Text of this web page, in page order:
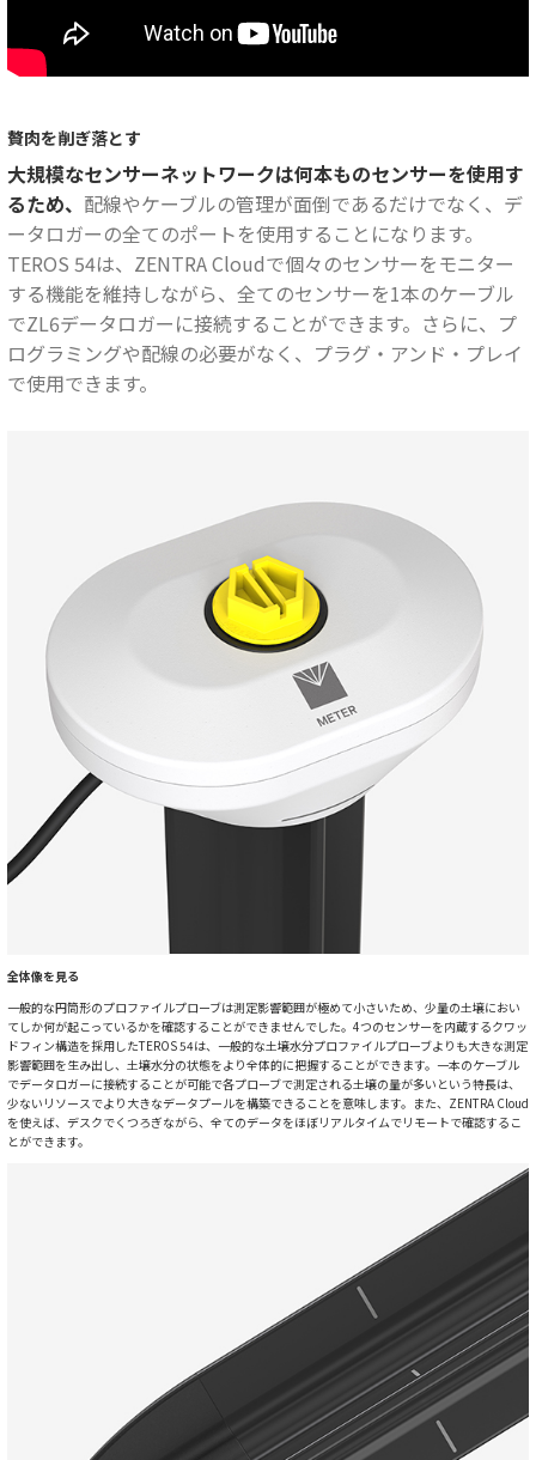
贅肉を削ぎ落とす
大規模なセンサーネットワークは何本ものセンサーを使用す
るため、 配線やケーブルの管理が面倒であるだけでなく、デ
ータロガーの全てのポートを使用することになります。
TEROS 54は、ZENTRA Cloudで個々のセンサーをモニター
する機能を維持しながら、全てのセンサーを1本のケーブル
でZL6データロガーに接続することができます。さらに、プ
ログラミングや配線の必要がなく、プラグ・アンド・プレイ
で使用できます。
全体像を見る
一般的な円筒形のプロファイルプローブは測定影響範囲が極めて小さいため、少量の土壌におい
てしか何が起こっているかを確認することができませんでした。4つのセンサーを内蔵するクワッ
ドフィン構造を採用したTEROS 54は、一般的な土壌水分プロファイルプローブよりも大きな測定
影響範囲を生み出し、土壌水分の状態をより全体的に把握することができます。一本のケーブル
でデータロガーに接続することが可能で各プローブで測定される土壌の量が多いという特長は、
少ないリソースでより大きなデータプールを構築できることを意味します。また、ZENTRA Cloud
を使えば、デスクでくつろぎながら、全てのデータをほぼリアルタイムでリモートで確認するこ
とができます。